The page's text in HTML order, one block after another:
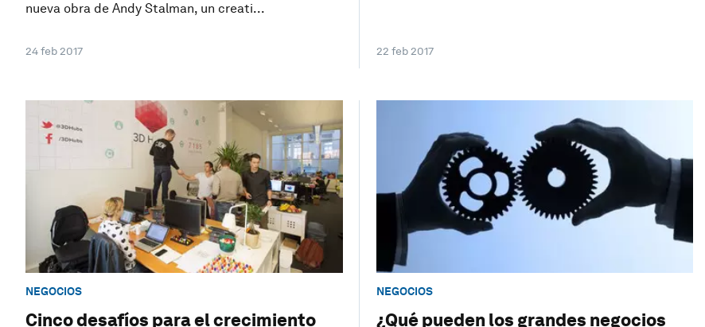
nueva obra de Andy Stalman, un creati...
24 feb 2017 22 feb 2017
NEGOCIOS
Cinco desafíos para el crecimiento
NEGOCIOS
¿Qué pueden los grandes negocios